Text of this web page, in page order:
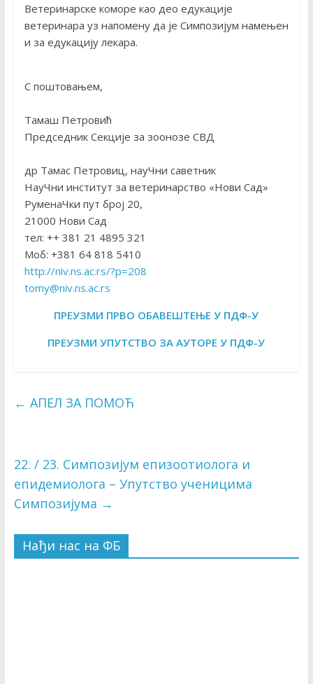
Ветеринарске коморе као део едукације
ветеринара уз напомену да је Симпозијум намењен
и за едукацију лекара.
С поштовањем,
Тамаш Петровић
Председник Секције за зоонозе СВД
др Тамас Петровиц, науЧни саветник
НауЧни институт за ветеринарство «Нови Сад»
РуменаЧки пут број 20,
21000 Нови Сад
тел: ++ 381 21 4895 321
Моб: +381 64 818 5410
http://niv.ns.ac.rs/?p=208
tomy@niv.ns.ac.rs
ПРЕУЗМИ ПРВО ОБАВЕШТЕЊЕ У ПДФ-У
ПРЕУЗМИ УПУТСТВО ЗА АУТОРЕ У ПДФ-У
← АПЕЛ ЗА ПОМОЋ
22. / 23. Симпозијум епизоотиолога и
епидемиолога – Упутство ученицима
Симпозијума →
Нађи нас на ФБ